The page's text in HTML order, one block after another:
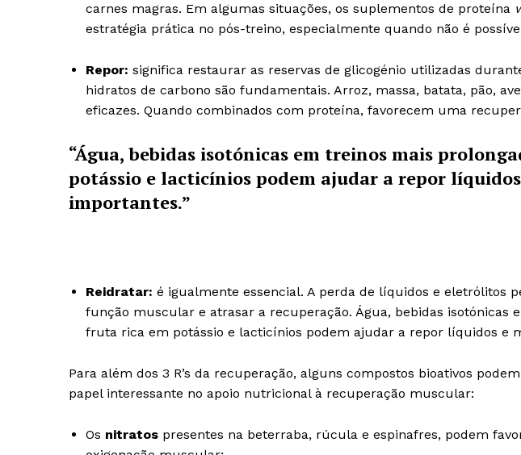
Guimarães, agora!
SUBSCREVA JÁ!
carnes magras. Em algumas situações, os suplementos de proteína
estratégia prática no pós-treino, especialmente quando não é
Repor: significa restaurar as reservas de glicogénio utilizadas
hidratos de carbono são fundamentais. Arroz, massa, batata, pão,
eficazes. Quando combinados com proteína, favorecem uma
“Água, bebidas isotónicas em treinos mais
potássio e lacticínios podem ajudar a repor
importantes.”
Reidratar: é igualmente essencial. A perda de líquidos e eletrólitos
função muscular e atrasar a recuperação. Água, bebidas isotónicas
fruta rica em potássio e lacticínios podem ajudar a repor líquidos e
Para além dos 3 R’s da recuperação, alguns compostos bioativos
papel interessante no apoio nutricional à recuperação muscular:
Os nitratos presentes na beterraba, rúcula e espinafres, podem